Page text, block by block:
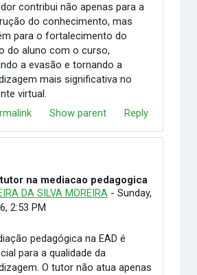
contribui não apenas para a
do conhecimento, mas
para o fortalecimento do
do aluno com o curso,
a evasão e tornando a
mais significativa no
virtual.
Show parent Reply
Martino
na mediacao pedagogica
DA SILVA MOREIRA- Sunday,
2:53 PM
pedagógica na EAD é
para a qualidade da
O tutor não atua apenas